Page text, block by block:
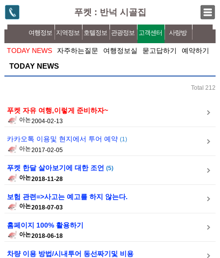
푸켓 : 반넉 시골집
여행정보 지역정보 호텔정보 관광정보 고객센터 사랑방
TODAY NEWS 자주하는질문 여행정보실 묻고답하기
예약하기
TODAY NEWS
Total 212
푸켓 자유 여행,이렇게 준비하자~
아논2004-02-13
카카오톡 이용및 현지에서 투어 예약 (1)
아논2017-02-05
푸켓 한달 살아보기에 대한 조언 (5)
아논2018-11-28
보험 관련=>사고는 예고를 하지 않는다.
아논2018-07-03
홈페이지 100% 활용하기
아논2018-06-18
차량 이용 방법/시내투어 동선짜기및 비용